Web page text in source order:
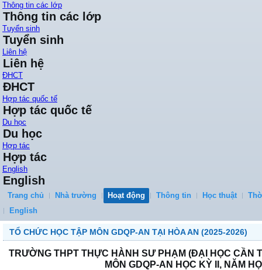
Thông tin các lớp
Thông tin các lớp
Tuyển sinh
Tuyển sinh
Liên hệ
Liên hệ
ĐHCT
ĐHCT
Hợp tác quốc tế
Hợp tác quốc tế
Du học
Du học
Hợp tác
Hợp tác
English
English
Trang chủ Nhà trường Hoạt động Thông tin Học thuật
English
TỔ CHỨC HỌC TẬP MÔN GDQP-AN TẠI HÒA AN (2025-2026)
TRƯỜNG THPT THỰC HÀNH SƯ PHẠM (ĐẠI HỌC CẦN
MÔN GDQP-AN HỌC KỲ II, NĂM